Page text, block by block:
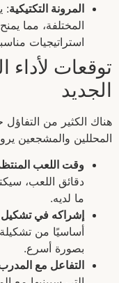
المرونة التكتيكية:
المختلفة، مما
استراتيجيات
توقعات لأداء
الجديد
هناك الكثير من
المحللين والمشجعين
وقت اللعب
دقائق اللعب،
ما لديه.
إشراكه في
أساسيًا من
بصورة أسرع.
التفاعل مع